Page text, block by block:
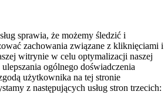
sprawia, że możemy śledzić i
zachowania związane z kliknięciami i
witrynie w celu optymalizacji naszej
ogólnego doświadczenia
użytkownika na tej stronie
z następujących usług stron trzecich: